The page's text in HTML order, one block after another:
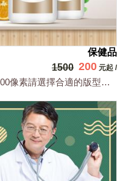
保健品
1500 200 元起 /
最大輸出尺寸1920*700像素請選擇合適的版型，文字或相關商品圖須由買方提供文...